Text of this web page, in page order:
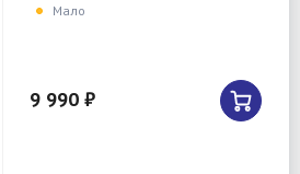
Мало
9 990 ₽